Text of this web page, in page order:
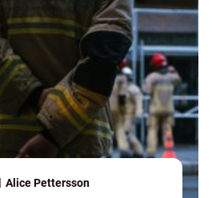
Alice Pettersson